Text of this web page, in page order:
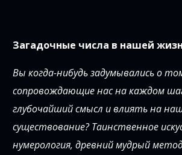
Загадочные числа в нашей
Вы когда-нибудь задумывались о
сопровождающие нас на каждом
глубочайший смысл и влиять на
существование? Таинственное
нумерология, древний мудрый